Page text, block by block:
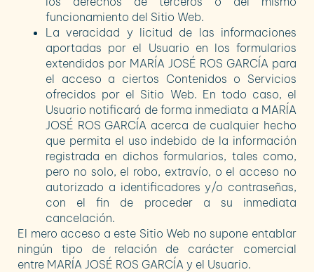
funcionamiento del Sitio Web.
La veracidad y licitud de las informaciones
aportadas por el Usuario en los formularios
extendidos por MARÍA JOSÉ ROS GARCÍA para
el acceso a ciertos Contenidos o Servicios
ofrecidos por el Sitio Web. En todo caso, el
Usuario notificará de forma inmediata a MARÍA
JOSÉ ROS GARCÍA acerca de cualquier hecho
que permita el uso indebido de la información
registrada en dichos formularios, tales como,
pero no solo, el robo, extravío, o el acceso no
autorizado a identificadores y/o contraseñas,
con el fin de proceder a su inmediata
cancelación.
El mero acceso a este Sitio Web no supone entablar
ningún tipo de relación de carácter comercial
entre MARÍA JOSÉ ROS GARCÍA y el Usuario.